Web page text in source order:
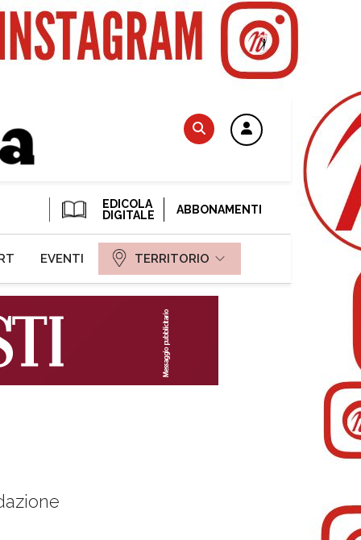
EDICOLA
DIGITALE
ABBONAMENTI
EVENTI TERRITORIO